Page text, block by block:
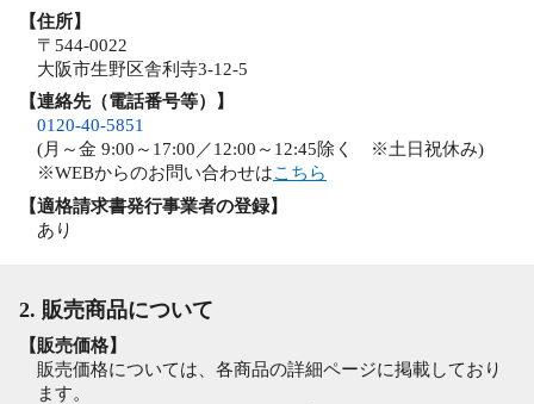
【住所】
〒544-0022
大阪市生野区舎利寺3-12-5
【連絡先（電話番号等）】
0120-40-5851
(月～金 9:00～17:00／12:00～12:45除く ※土日祝休み)
※WEBからのお問い合わせはこちら
【適格請求書発行事業者の登録】
あり
2. 販売商品について
【販売価格】
販売価格については、各商品の詳細ページに掲載しており
ます。